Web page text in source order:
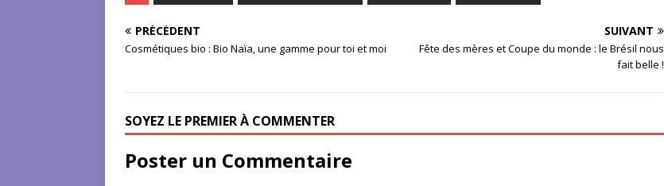
PRÉCÉDENT
Cosmétiques bio : Bio Naïa, une gamme pour toi et moi
SUIVANT
Fête des mères et Coupe du monde : le Brésil nous
fait belle !
SOYEZ LE PREMIER À COMMENTER
Poster un Commentaire